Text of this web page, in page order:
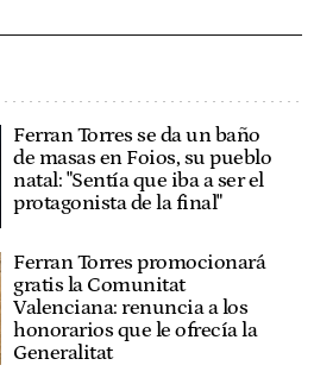
Ferran Torres se da un baño
de masas en Foios, su pueblo
natal: "Sentía que iba a ser el
protagonista de la final"
Ferran Torres promocionará
gratis la Comunitat
Valenciana: renuncia a los
honorarios que le ofrecía la
Generalitat